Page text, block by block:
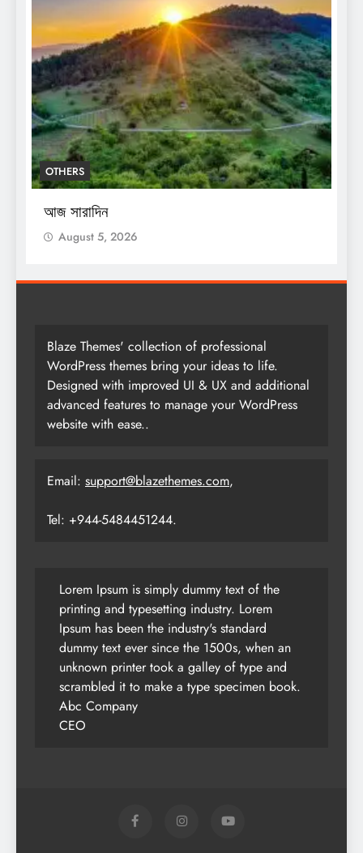
OTHERS
আজ সারাদিন
August 5, 2026
Blaze Themes' collection of professional
WordPress themes bring your ideas to life.
Designed with improved UI & UX and additional
advanced features to manage your WordPress
website with ease..
Email: support@blazethemes.com,
Tel: +944-5484451244.
Lorem Ipsum is simply dummy text of the
printing and typesetting industry. Lorem
Ipsum has been the industry's standard
dummy text ever since the 1500s, when an
unknown printer took a galley of type and
scrambled it to make a type specimen book.
Abc Company
CEO